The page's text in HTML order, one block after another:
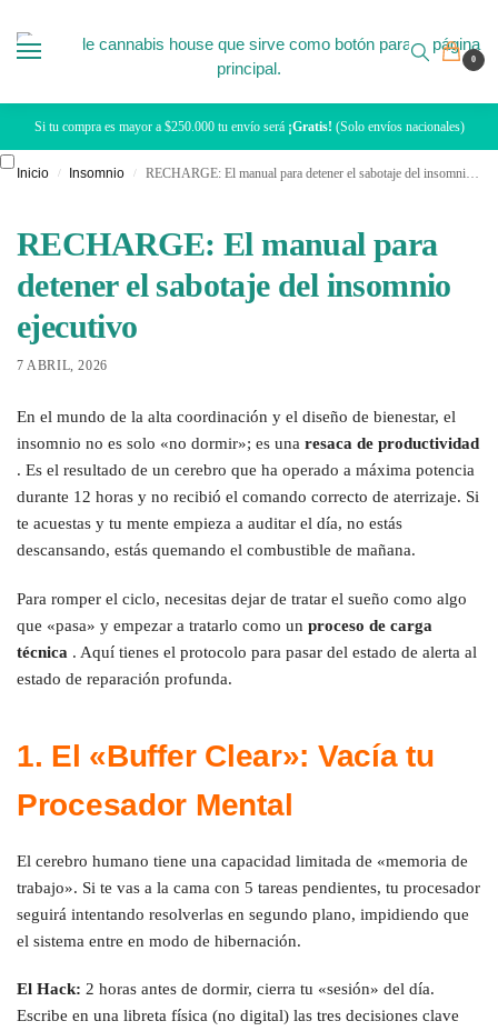
0
Si tu compra es mayor a $250.000 tu envío será ¡Gratis! (Solo envíos nacionales)
Inicio / Insomnio / RECHARGE: El manual para detener el sabotaje del insomnio ejecutivo
RECHARGE: El manual para
detener el sabotaje del insomnio
ejecutivo
7 ABRIL, 2026
En el mundo de la alta coordinación y el diseño de bienestar, el
insomnio no es solo «no dormir»; es una resaca de productividad
. Es el resultado de un cerebro que ha operado a máxima potencia
durante 12 horas y no recibió el comando correcto de aterrizaje. Si
te acuestas y tu mente empieza a auditar el día, no estás
descansando, estás quemando el combustible de mañana.
Para romper el ciclo, necesitas dejar de tratar el sueño como algo
que «pasa» y empezar a tratarlo como un proceso de carga
técnica . Aquí tienes el protocolo para pasar del estado de alerta al
estado de reparación profunda.
1. El «Buffer Clear»: Vacía tu
Procesador Mental
El cerebro humano tiene una capacidad limitada de «memoria de
trabajo». Si te vas a la cama con 5 tareas pendientes, tu procesador
seguirá intentando resolverlas en segundo plano, impidiendo que
el sistema entre en modo de hibernación.
El Hack: 2 horas antes de dormir, cierra tu «sesión» del día.
Escribe en una libreta física (no digital) las tres decisiones clave